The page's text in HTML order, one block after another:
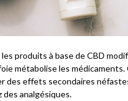
les produits à base de CBD
métabolise les médicaments.
des effets secondaires
des analgésiques.